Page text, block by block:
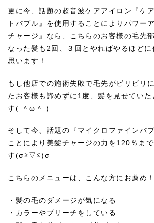
更に今、話題の超音波ケアアイロン『ケ
トバブル』を使用することによりパワー
チャージ』なら、こちらのお客様の毛先
なった髪も2回、３回とやればやるほどに
思います！
もし他店での施術失敗で毛先がビリビリ
たお客様も諦めずに1度、髪を見せていた
す( ＾ω＾ )
そして今、話題の『マイクロファインバ
ことにより美髪チャージの力を120％ま
す(σ≧▽≦)σ
こちらのメニューは、こんな方にお薦め！
・髪の毛のダメージが気になる
・カラーやブリーチをしている